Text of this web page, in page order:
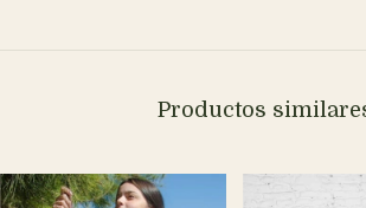
Productos